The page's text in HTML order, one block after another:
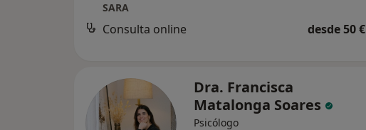
SARA
Consulta online desde 50 €
Dra. Francisca
Matalonga Soares
Psicólogo